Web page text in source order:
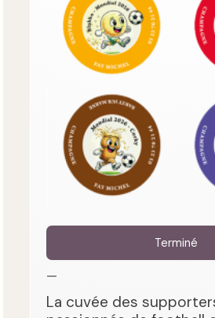
Terminé
—
La cuvée des